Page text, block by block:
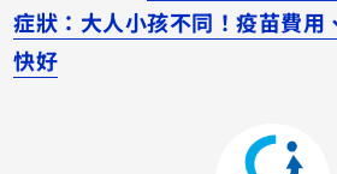
症狀：大人小孩不同！疫苗費用
快好